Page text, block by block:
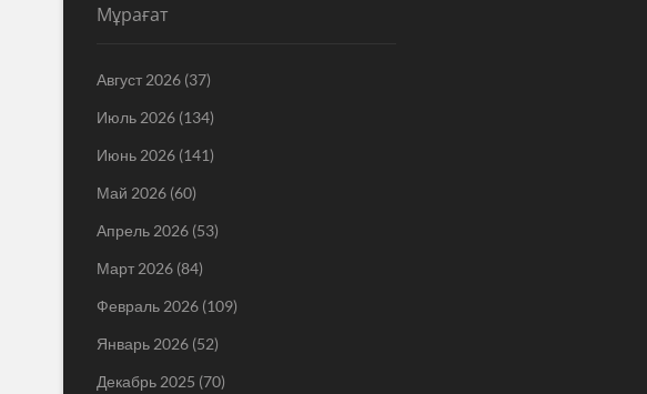
Мұрағат
Август 2026 (37)
Июль 2026 (134)
Июнь 2026 (141)
Май 2026 (60)
Апрель 2026 (53)
Март 2026 (84)
Февраль 2026 (109)
Январь 2026 (52)
Декабрь 2025 (70)